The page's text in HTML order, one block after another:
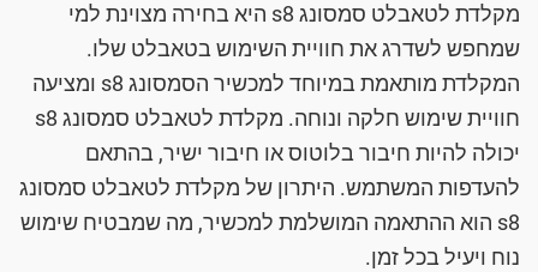
מקלדת לטאבלט סמסונג s8 היא בחירה מצוינת למי
שמחפש לשדרג את חוויית השימוש בטאבלט שלו.
המקלדת מותאמת במיוחד למכשיר הסמסונג s8 ומציעה
חוויית שימוש חלקה ונוחה. מקלדת לטאבלט סמסונג s8
יכולה להיות חיבור בלוטוס או חיבור ישיר, בהתאם
להעדפות המשתמש. היתרון של מקלדת לטאבלט סמסונג
s8 הוא ההתאמה המושלמת למכשיר, מה שמבטיח שימוש
נוח ויעיל בכל זמן.